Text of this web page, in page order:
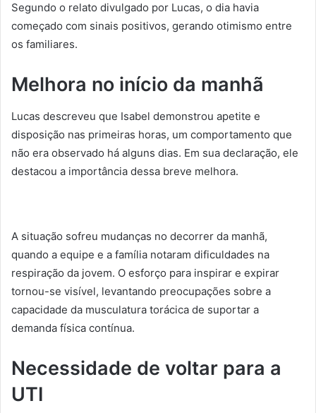
Segundo o relato divulgado por Lucas, o dia havia
começado com sinais positivos, gerando otimismo entre
os familiares.
Melhora no início da manhã
Lucas descreveu que Isabel demonstrou apetite e
disposição nas primeiras horas, um comportamento que
não era observado há alguns dias. Em sua declaração, ele
destacou a importância dessa breve melhora.
A situação sofreu mudanças no decorrer da manhã,
quando a equipe e a família notaram dificuldades na
respiração da jovem. O esforço para inspirar e expirar
tornou-se visível, levantando preocupações sobre a
capacidade da musculatura torácica de suportar a
demanda física contínua.
Necessidade de voltar para a
UTI